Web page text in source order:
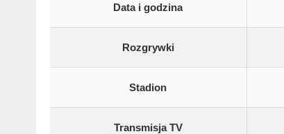
Data i godzina
Rozgrywki
Stadion
Transmisja TV